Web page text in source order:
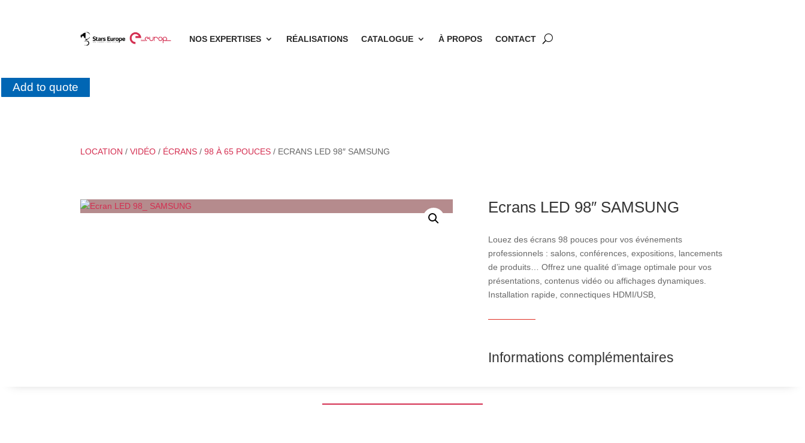
NOS EXPERTISES RÉALISATIONS CATALOGUE À PROPOS CONTACT
Add to quote
LOCATION /VIDÉO / ÉCRANS /98 À 65 POUCES / ECRANS LED 98″ SAMSUNG
Ecrans LED 98″ SAMSUNG
Louez des écrans 98 pouces pour vos événements
professionnels : salons, conférences, expositions, lancements
de produits… Offrez une qualité d’image optimale pour vos
présentations, contenus vidéo ou affichages dynamiques.
Installation rapide, connectiques HDMI/USB,
Informations complémentaires